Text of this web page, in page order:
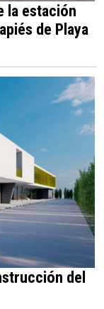
la estación
de Playa
del